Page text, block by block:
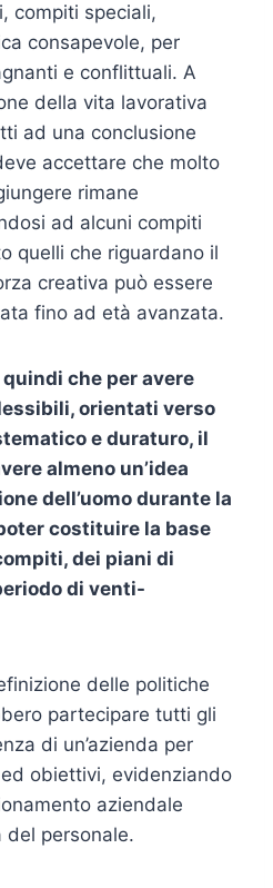
compiti speciali,
consapevole, per
e conflittuali. A
della vita lavorativa
ad una conclusione
accettare che molto
rimane
ad alcuni compiti
quelli che riguardano il
creativa può essere
fino ad età avanzata.
che per avere
orientati verso
e duraturo, il
almeno un’idea
dell’uomo durante la
costituire la base
dei piani di
di venti-
delle politiche
partecipare tutti gli
di un’azienda per
obiettivi, evidenziando
aziendale
personale.